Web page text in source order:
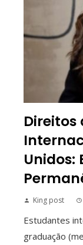
Direitos
Unidos:
King post
Estudantes
graduação